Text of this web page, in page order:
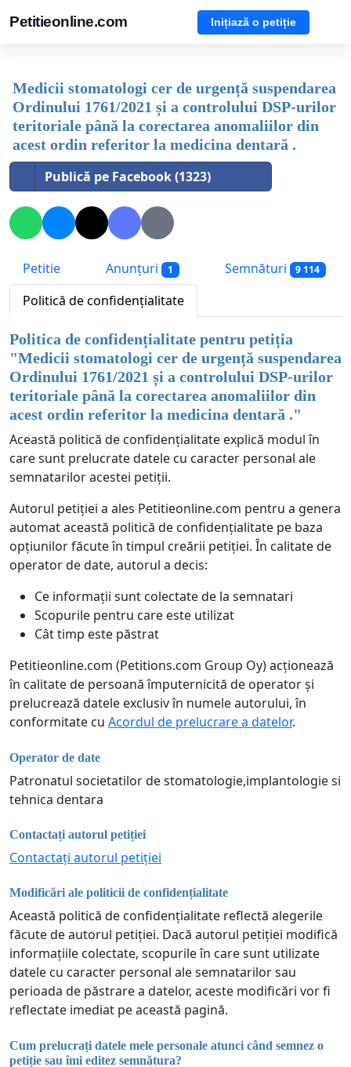
Petitieonline.com Inițiază o petiție
Medicii stomatologi cer de urgență suspendarea
Ordinului 1761/2021 și a controlului DSP-urilor
teritoriale până la corectarea anomaliilor din
acest ordin referitor la medicina dentară .
Publică pe Facebook (1323)
Petitie Anunțuri 1 Semnături 9 114
Politică de confidențialitate
Politica de confidențialitate pentru petiția
"Medicii stomatologi cer de urgență suspendarea
Ordinului 1761/2021 și a controlului DSP-urilor
teritoriale până la corectarea anomaliilor din
acest ordin referitor la medicina dentară ."
Această politică de confidențialitate explică modul în
care sunt prelucrate datele cu caracter personal ale
semnatarilor acestei petiții.
Autorul petiției a ales Petitieonline.com pentru a genera
automat această politică de confidențialitate pe baza
opțiunilor făcute în timpul creării petiției. În calitate de
operator de date, autorul a decis:
Ce informații sunt colectate de la semnatari
Scopurile pentru care este utilizat
Cât timp este păstrat
Petitieonline.com (Petitions.com Group Oy) acționează
în calitate de persoană împuternicită de operator și
prelucrează datele exclusiv în numele autorului, în
conformitate cu Acordul de prelucrare a datelor.
Operator de date
Patronatul societatilor de stomatologie,implantologie si
tehnica dentara
Contactați autorul petiției
Contactați autorul petiției
Modificări ale politicii de confidențialitate
Această politică de confidențialitate reflectă alegerile
făcute de autorul petiției. Dacă autorul petiției modifică
informațiile colectate, scopurile în care sunt utilizate
datele cu caracter personal ale semnatarilor sau
perioada de păstrare a datelor, aceste modificări vor fi
reflectate imediat pe această pagină.
Cum prelucrați datele mele personale atunci când semnez o
petiție sau îmi editez semnătura?